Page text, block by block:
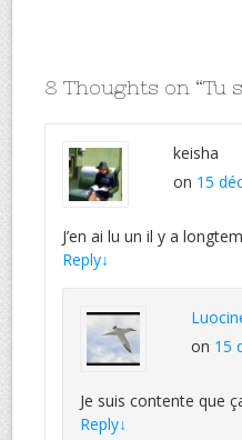
8 Thoughts on “Tu
keisha
on 15
J’en ai lu un il y a
Reply↓
on 15
Je suis contente que
Reply↓